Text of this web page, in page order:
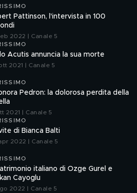
Pattinson, l'intervista in 100
2022 | Canale 5
Acutis annuncia la sua morte
2021 | Canale 5
Pedron: la dolorosa perdita della
2021 | Canale 5
di Bianca Balti
2022 | Canale 5
italiano di Ozge Gurel e
Cayoglu
2022 | Canale 5